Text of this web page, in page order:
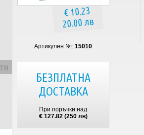
€ 10.23
20.00 лв
Артикулен №: 15010
БЕЗПЛАТНА
ДОСТАВКА
При поръчки над
€ 127.82 (250 лв)